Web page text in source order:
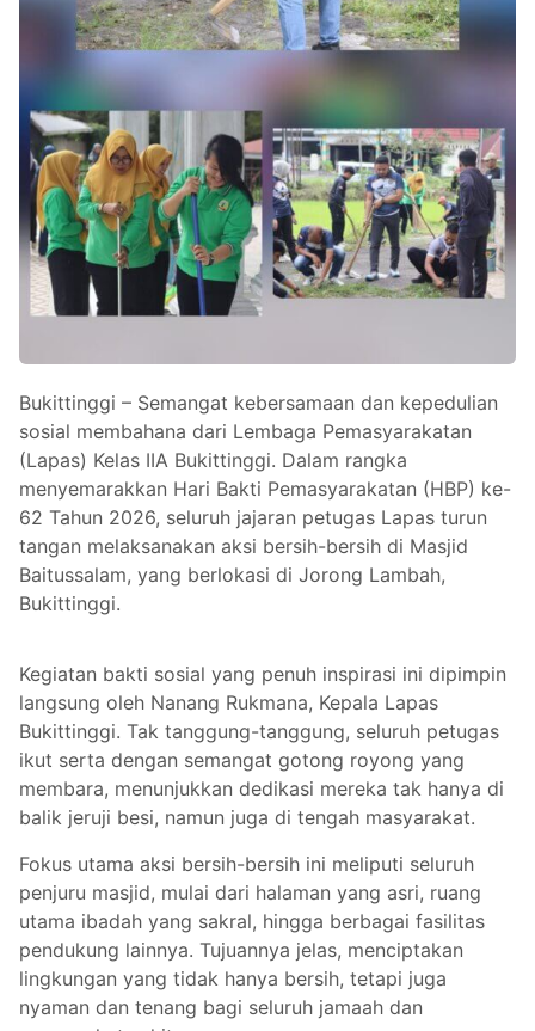
Bukittinggi – Semangat kebersamaan dan kepedulian
sosial membahana dari Lembaga Pemasyarakatan
(Lapas) Kelas IIA Bukittinggi. Dalam rangka
menyemarakkan Hari Bakti Pemasyarakatan (HBP) ke-
62 Tahun 2026, seluruh jajaran petugas Lapas turun
tangan melaksanakan aksi bersih-bersih di Masjid
Baitussalam, yang berlokasi di Jorong Lambah,
Bukittinggi.
Kegiatan bakti sosial yang penuh inspirasi ini dipimpin
langsung oleh Nanang Rukmana, Kepala Lapas
Bukittinggi. Tak tanggung-tanggung, seluruh petugas
ikut serta dengan semangat gotong royong yang
membara, menunjukkan dedikasi mereka tak hanya di
balik jeruji besi, namun juga di tengah masyarakat.
Fokus utama aksi bersih-bersih ini meliputi seluruh
penjuru masjid, mulai dari halaman yang asri, ruang
utama ibadah yang sakral, hingga berbagai fasilitas
pendukung lainnya. Tujuannya jelas, menciptakan
lingkungan yang tidak hanya bersih, tetapi juga
nyaman dan tenang bagi seluruh jamaah dan